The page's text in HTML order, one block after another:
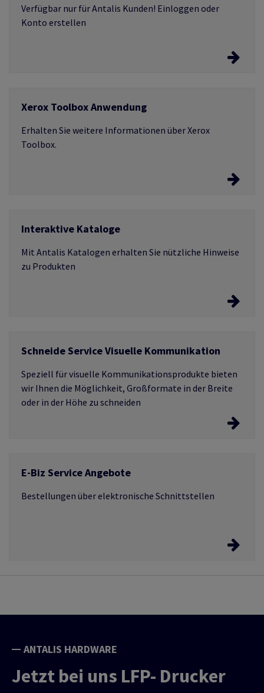
Umweltzertifikate.
Verfügbar nur für Antalis Kunden! Einloggen oder
Konto erstellen
herunter
Erfahren Sie mehr
Xerox Toolbox Anwendung
Erhalten Sie weitere Informationen über Xerox
Toolbox.
Interaktive Kataloge
Mit Antalis Katalogen erhalten Sie nützliche Hinweise
zu Produkten
Laden Sie Produkt Kataloge herunter.
Schneide Service Visuelle Kommunikation
Speziell für visuelle Kommunikationsprodukte bieten
wir Ihnen die Möglichkeit, Großformate in der Breite
oder in der Höhe zu schneiden
Erleben Sie den Schneide Service
E-Biz Service Angebote
Bestellungen über elektronische Schnittstellen
unsere E-Biz Service Angebote. Vom 24/7 Webshop,
ANTALIS HARDWARE
Jetzt bei uns LFP- Drucker